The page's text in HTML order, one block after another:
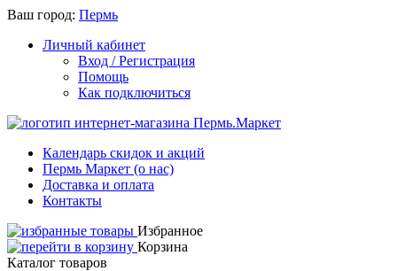
Ваш город: Пермь
Личный кабинет
Вход / Регистрация
Помощь
Как подключиться
Календарь скидок и акций
Пермь Маркет (о нас)
Доставка и оплата
Контакты
Избранное
Корзина
Каталог товаров